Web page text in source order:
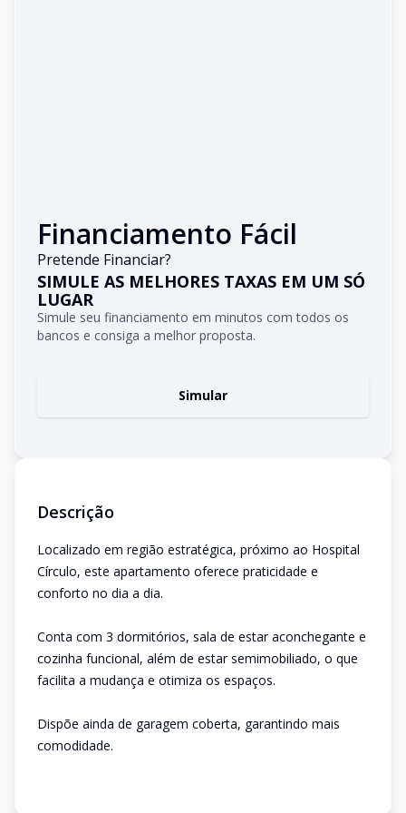
Financiamento Fácil
Pretende Financiar?
SIMULE AS MELHORES TAXAS EM UM SÓ
LUGAR
Simule seu financiamento em minutos com todos os
bancos e consiga a melhor proposta.
Simular
Descrição
Localizado em região estratégica, próximo ao Hospital
Círculo, este apartamento oferece praticidade e
conforto no dia a dia.
Conta com 3 dormitórios, sala de estar aconchegante e
cozinha funcional, além de estar semimobiliado, o que
facilita a mudança e otimiza os espaços.
Dispõe ainda de garagem coberta, garantindo mais
comodidade.